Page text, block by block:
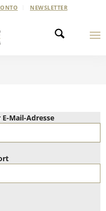
NEWSLETTER
Mail-Adresse